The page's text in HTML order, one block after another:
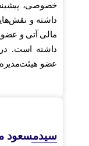
خصوصی،
داشته و
مالی آتی و
داشته است.
عضو
سیدمسعود